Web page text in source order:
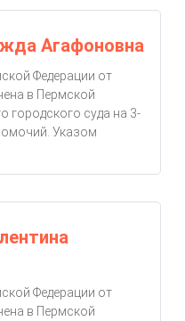
Агафоновна
Федерации от
в Пермской
городского суда на 3-
Указом
Федерации от
в Пермской